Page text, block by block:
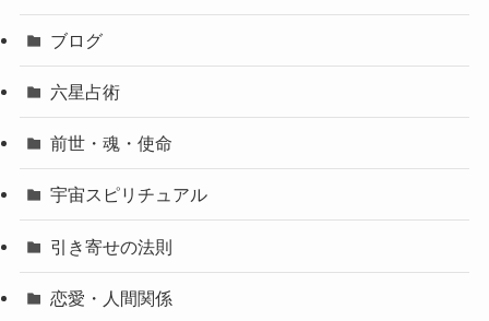
ブログ
六星占術
前世・魂・使命
宇宙スピリチュアル
引き寄せの法則
恋愛・人間関係